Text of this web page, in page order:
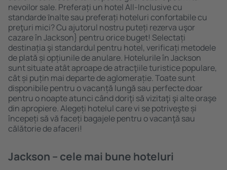
nevoilor sale. Preferați un hotel All-Inclusive cu
standarde ȋnalte sau preferați hoteluri confortabile cu
preţuri mici? Cu ajutorul nostru puteți rezerva uşor
cazare în Jackson} pentru orice buget! Selectați
destinația şi standardul pentru hotel, verificați metodele
de plată și opțiunile de anulare. Hotelurile în Jackson
sunt situate atât aproape de atracţiile turistice populare,
cât și puțin mai departe de aglomerație. Toate sunt
disponibile pentru o vacanță lungă sau perfecte doar
pentru o noapte atunci când doriţi să vizitaţi şi alte oraşe
din apropiere. Alegeți hotelul care vi se potriveşte și
începeți să vă faceți bagajele pentru o vacanţă sau
călătorie de afaceri!
Jackson – cele mai bune hoteluri